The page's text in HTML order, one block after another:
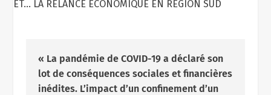
« La pandémie de COVID-19 a déclaré son
lot de conséquences sociales et financières
inédites. L’impact d’un confinement d’un